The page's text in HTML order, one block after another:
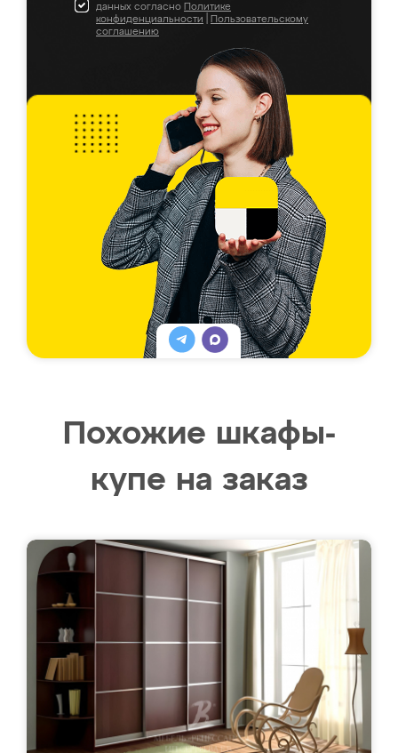
данных согласно Политике
конфиденциальности
Пользовательскому
соглашению
Похожие шкафы-
купе на заказ